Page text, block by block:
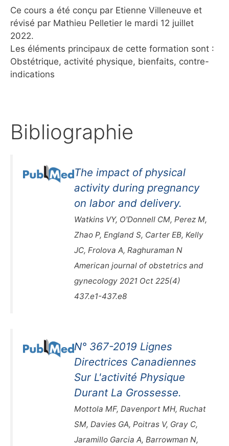
Ce cours a été conçu par Etienne Villeneuve et
révisé par Mathieu Pelletier le mardi 12 juillet
2022.
Les éléments principaux de cette formation sont :
Obstétrique, activité physique, bienfaits, contre-
indications
Bibliographie
The impact of physical
activity during pregnancy
on labor and delivery.
Watkins VY, O'Donnell CM, Perez M,
Zhao P, England S, Carter EB, Kelly
JC, Frolova A, Raghuraman N
American journal of obstetrics and
gynecology 2021 Oct 225(4)
437.e1-437.e8
N° 367-2019 Lignes
Directrices Canadiennes
Sur L'activité Physique
Durant La Grossesse.
Mottola MF, Davenport MH, Ruchat
SM, Davies GA, Poitras V, Gray C,
Jaramillo Garcia A, Barrowman N,